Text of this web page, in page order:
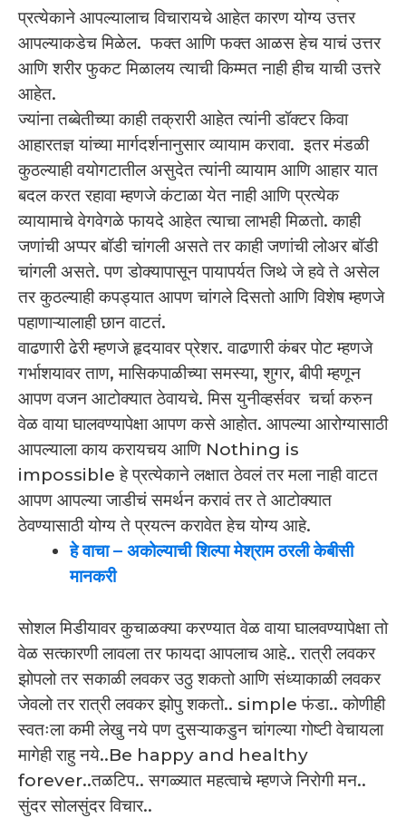
प्रत्येकाने आपल्यालाच विचारायचे आहेत कारण योग्य उत्तर
आपल्याकडेच मिळेल. फक्त आणि फक्त आळस हेच याचं उत्तर
आणि शरीर फुकट मिळालय त्याची किम्मत नाही हीच याची उत्तरे
आहेत.
ज्यांना तब्बेतीच्या काही तक्रारी आहेत त्यांनी डॉक्टर किवा
आहारतज्ञ यांच्या मार्गदर्शनानुसार व्यायाम करावा. इतर मंडळी
कुठल्याही वयोगटातील असुदेत त्यांनी व्यायाम आणि आहार यात
बदल करत रहावा म्हणजे कंटाळा येत नाही आणि प्रत्येक
व्यायामाचे वेगवेगळे फायदे आहेत त्याचा लाभही मिळतो. काही
जणांची अप्पर बॉडी चांगली असते तर काही जणांची लोअर बॉडी
चांगली असते. पण डोक्यापासून पायापर्यत जिथे जे हवे ते असेल
तर कुठल्याही कपड्यात आपण चांगले दिसतो आणि विशेष म्हणजे
पहाणाऱ्यालाही छान वाटतं.
वाढणारी ढेरी म्हणजे हृदयावर प्रेशर. वाढणारी कंबर पोट म्हणजे
गर्भाशयावर ताण, मासिकपाळीच्या समस्या, शुगर, बीपी म्हणून
आपण वजन आटोक्यात ठेवायचे. मिस युनीव्हर्सवर चर्चा करुन
वेळ वाया घालवण्यापेक्षा आपण कसे आहोत. आपल्या आरोग्यासाठी
आपल्याला काय करायचय आणि Nothing is
impossible हे प्रत्येकाने लक्षात ठेवलं तर मला नाही वाटत
आपण आपल्या जाडीचं समर्थन करावं तर ते आटोक्यात
ठेवण्यासाठी योग्य ते प्रयत्न करावेत हेच योग्य आहे.
हे वाचा– अकोल्याची शिल्पा मेश्राम ठरली केबीसी
मानकरी
सोशल मिडीयावर कुचाळक्या करण्यात वेळ वाया घालवण्यापेक्षा तो
वेळ सत्कारणी लावला तर फायदा आपलाच आहे.. रात्री लवकर
झोपलो तर सकाळी लवकर उठु शकतो आणि संध्याकाळी लवकर
जेवलो तर रात्री लवकर झोपु शकतो.. simple फंडा.. कोणीही
स्वतःला कमी लेखु नये पण दुसऱ्याकडुन चांगल्या गोष्टी वेचायला
मागेही राहु नये..Be happy and healthy
forever..तळटिप.. सगळ्यात महत्वाचे म्हणजे निरोगी मन..
सुंदर सोलसुंदर विचार..